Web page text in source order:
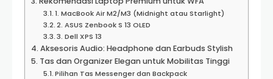
1. MacBook Air M2/M3 (Midnight atau Starlight)
2. ASUS Zenbook S 13 OLED
3. Dell XPS 13
Aksesoris Audio: Headphone dan Earbuds Stylish
Tas dan Organizer Elegan untuk Mobilitas Tinggi
Pilihan Tas Messenger dan Backpack